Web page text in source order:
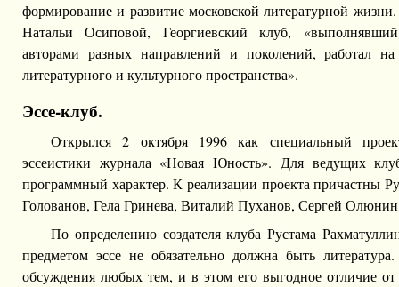
формирование и развитие московской литературной
Натальи Осиповой, Георгиевский клуб,
авторами разных направлений и поколений, работал на
литературного и культурного пространства».
Эссе-клуб.
Открылся 2 октября 1996 как специальный
эссеистики журнала «Новая Юность». Для ведущих
программный характер. К реализации проекта причастны
Голованов, Гела Гринева, Виталий Пуханов, Сергей
По определению создателя клуба Рустама
предметом эссе не обязательно должна быть
обсуждения любых тем, и в этом его выгодное отличие от